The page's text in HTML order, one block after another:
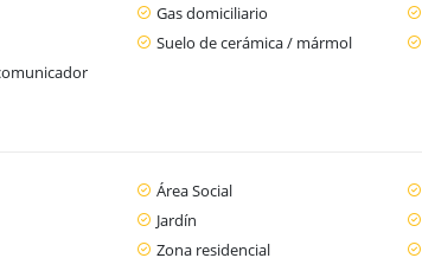
Gas domiciliario
Suelo de cerámica / mármol
Área Social
Jardín
Zona residencial